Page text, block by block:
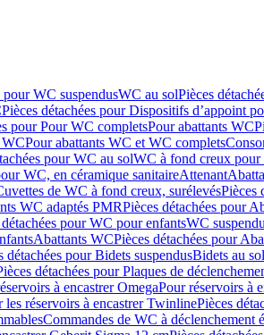
pour WC suspendusWC au solPièces
Pièces détachées pour Dispositifs d’appoint
pour Pour WC completsPour abattants WC
WCPour abattants WC et WC complets
pour WC au solWC à fond creux pour
WC, en céramique sanitaireAttenant
de WC à fond creux, surélevésPièces
WC adaptés PMRPièces détachées pour
détachées pour WC pour enfantsWC
Abattants WCPièces détachées pour
détachées pour Bidets suspendusBidets au sol
détachées pour Plaques de
à encastrer OmegaPour réservoirs à
les réservoirs à encastrer TwinlinePièces
Commandes de WC à déclenchement